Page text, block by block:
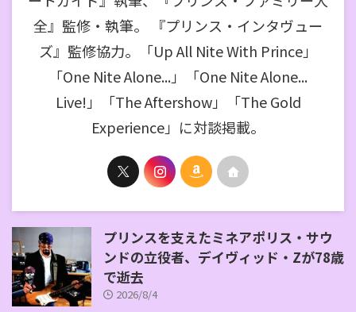
全』監修・執筆。 『プリンス・インタヴュー
ズ』監修協力。「Up All Nite With Prince」
「One Nite Alone...」「One Nite Alone...
Live!」「The Aftershow」「The Gold
Experience」に対談掲載。
プリンスを支えたミネアポリス・サウ
ンドの立役者、デイヴィッド・Zが78歳
で逝去
2026/8/4